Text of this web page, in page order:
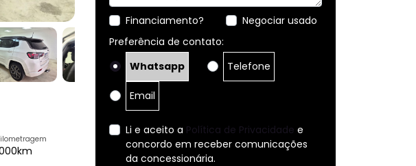
Financiamento?
Negociar usado
Preferência de contato:
Whatsapp
Telefone
Email
Li e aceito a Política de Privacidade e
concordo em receber comunicações
da concessionária.